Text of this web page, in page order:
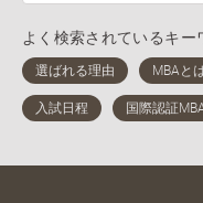
よく検索されているキー